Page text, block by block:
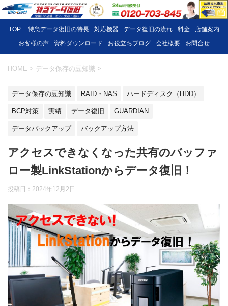
TOP 特急データ復旧の特長 対応機器 データ復旧の流れ 料金
店舗案内
お客様の声
資料ダウンロード お役立ちブログ 会社概要 お問合せ
HOME > データ保存の豆知識 >
データ保存の豆知識 RAID・NAS ハードディスク（HDD）
BCP対策 実績 データ復旧 GUARDIAN
データバックアップ バックアップ方法
アクセスできなくなった共有のバッファ
ロー製LinkStationからデータ復旧！
投稿日： 2024年12月2日